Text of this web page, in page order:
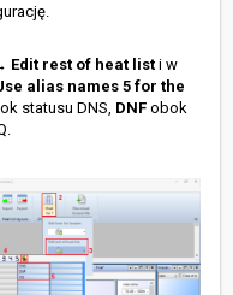
Edit rest of heat list i w
alias names 5 for the
statusu DNS, DNF obok